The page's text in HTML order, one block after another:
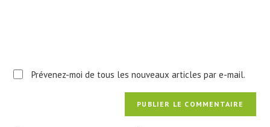
Prévenez-moi de tous les nouveaux articles par e-mail.